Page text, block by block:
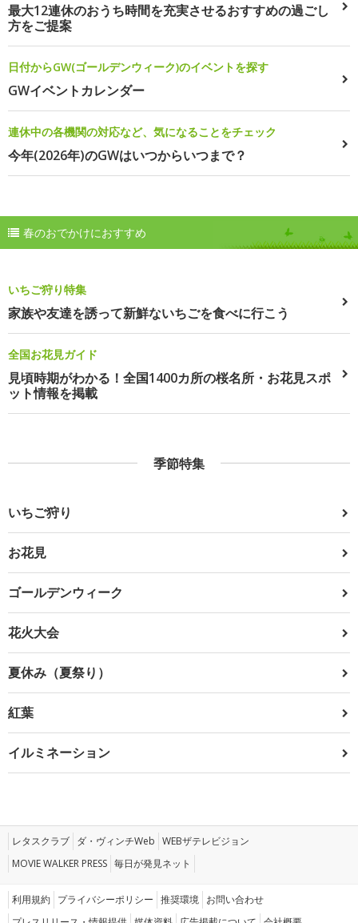
最大12連休のおうち時間を充実させるおすすめの過ごし
方をご提案
日付からGW(ゴールデンウィーク)のイベントを探す
GWイベントカレンダー
連休中の各機関の対応など、気になることをチェック
今年(2026年)のGWはいつからいつまで？
春のおでかけにおすすめ
いちご狩り特集
家族や友達を誘って新鮮ないちごを食べに行こう
全国お花見ガイド
見頃時期がわかる！全国1400カ所の桜名所・お花見スポ
ット情報を掲載
季節特集
いちご狩り
お花見
ゴールデンウィーク
花火大会
夏休み（夏祭り）
紅葉
イルミネーション
レタスクラブ ダ・ヴィンチWeb WEBザテレビジョン
MOVIE WALKER PRESS 毎日が発見ネット
利用規約 プライバシーポリシー 推奨環境 お問い合わせ